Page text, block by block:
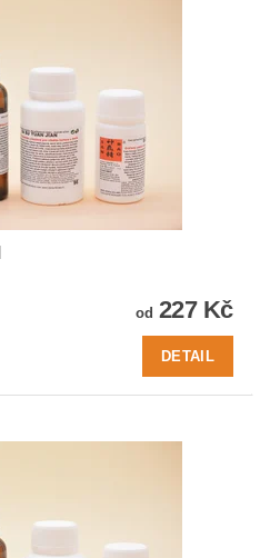
od 227 Kč
DETAIL